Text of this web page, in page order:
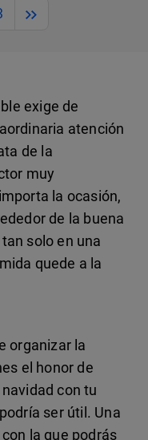
Next
exige de
atención
de la
muy
la ocasión,
de la buena
solo en una
quede a la
organizar la
el honor de
con tu
ser útil. Una
con la que podrás